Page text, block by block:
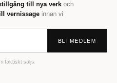
till nya verk och
vernissage innan vi
BLI MEDLEM
faktiskt säljs.